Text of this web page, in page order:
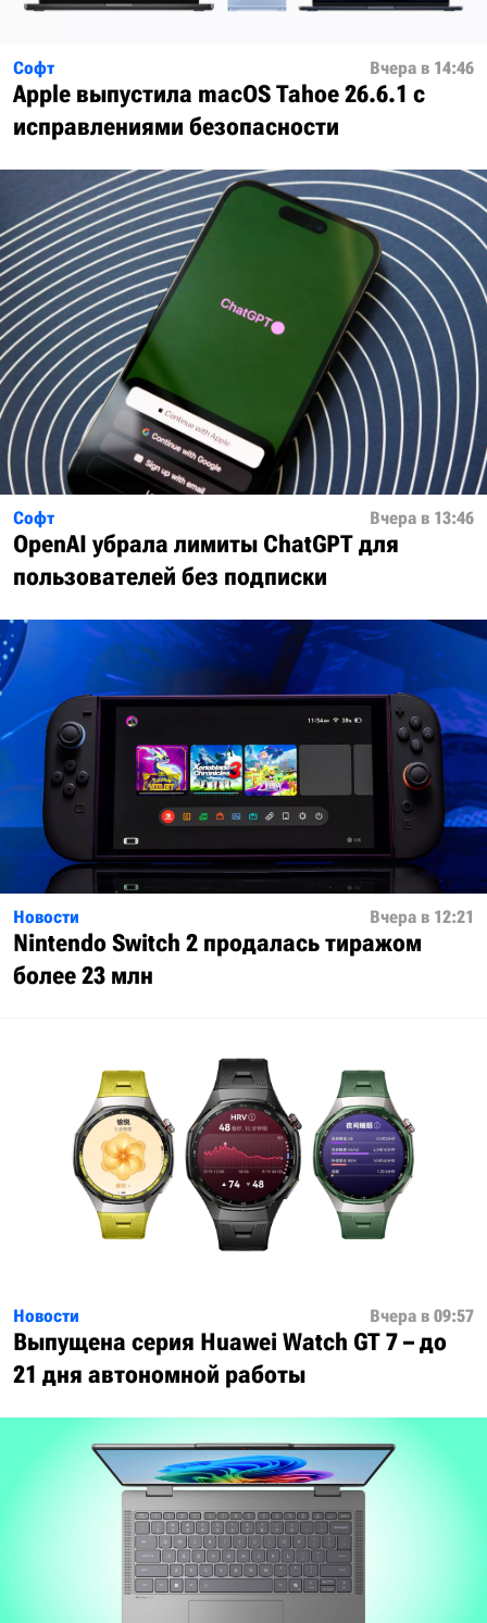
Софт Вчера в 14:46
Apple выпустила macOS Tahoe 26.6.1 с
исправлениями безопасности
Софт Вчера в 13:46
OpenAI убрала лимиты ChatGPT для
пользователей без подписки
Новости Вчера в 12:21
Nintendo Switch 2 продалась тиражом
более 23 млн
Новости Вчера в 09:57
Выпущена серия Huawei Watch GT 7 – до
21 дня автономной работы